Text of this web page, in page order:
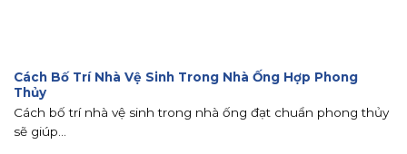
Cách Bố Trí Nhà Vệ Sinh Trong Nhà Ống Hợp Phong
Thủy
Cách bố trí nhà vệ sinh trong nhà ống đạt chuẩn phong thủy
sẽ giúp...